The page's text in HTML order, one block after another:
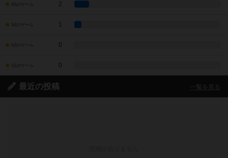
4点のゲーム 2
3点のゲーム 1
2点のゲーム 0
1点のゲーム 0
最近の投稿